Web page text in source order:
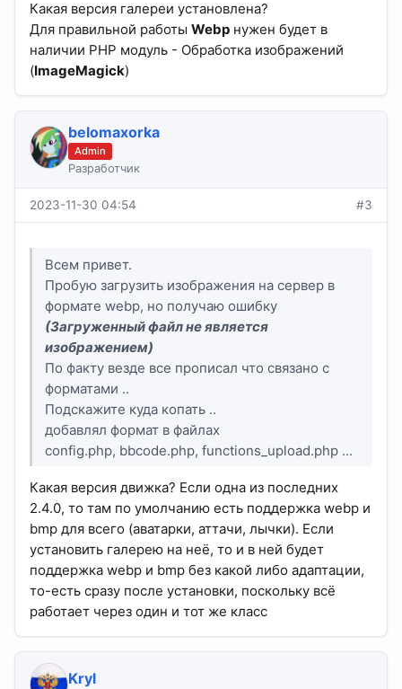
Какая версия галереи установлена?
Для правильной работы Webp нужен будет в
наличии PHP модуль - Обработка изображений
(ImageMagick)
belomaxorka
Admin
Разработчик
2023-11-30 04:54 #3
Всем привет.
Пробую загрузить изображения на сервер в
формате webp, но получаю ошибку
(Загруженный файл не является
изображением)
По факту везде все прописал что связано с
форматами ..
Подскажите куда копать ..
добавлял формат в файлах
config.php, bbcode.php, functions_upload.php ...
Какая версия движка? Если одна из последних
2.4.0, то там по умолчанию есть поддержка webp и
bmp для всего (аватарки, аттачи, лычки). Если
установить галерею на неё, то и в ней будет
поддержка webp и bmp без какой либо адаптации,
то-есть сразу после установки, поскольку всё
работает через один и тот же класс
Kryl